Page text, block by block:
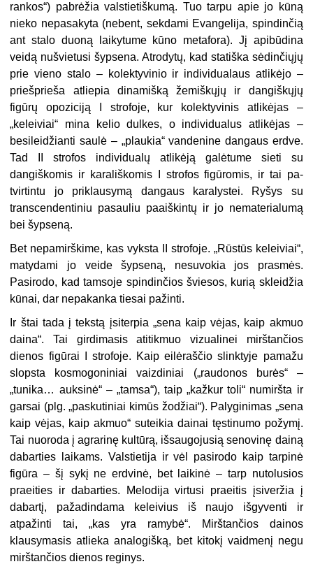
rankos“) pabrėžia valstietiškumą. Tuo tarpu apie jo kūną
nieko nepasakyta (nebent, sekdami Evangelija, spindinčią
ant stalo duoną laikytume kūno metafora). Jį apibūdina
veidą nušvietusi šypsena. Atrodytų, kad statiška sėdinčiųjų
prie vieno stalo – kolektyvinio ir in­dividualaus atlikėjo –
priešprieša atliepia dinamišką žemiškųjų ir dangiškųjų
figūrų opo­ziciją I strofoje, kur kolektyvinis atlikėjas –
„keleiviai“ mina kelio dulkes, o individualus atlikėjas –
besileidžianti saulė – „plaukia“ vandenine dangaus erdve.
Tad II strofos indivi­dualų atlikėją galėtume sieti su
dangiškomis ir karališkomis I strofos figūromis, ir tai pa­
tvirtintu jo priklausymą dangaus karalystei. Ryšys su
transcendentiniu pasauliu paaiš­kintų ir jo nematerialumą
bei šypseną.
Bet nepamirškime, kas vyksta II strofoje. „Rūstūs keleiviai“,
matydami jo veide šypseną, nesuvokia jos prasmės.
Pasirodo, kad tamsoje spindinčios šviesos, kurią skleidžia
kūnai, dar nepakanka tiesai pažinti.
Ir štai tada į tekstą įsiterpia „sena kaip vėjas, kaip akmuo
daina“. Tai girdimasis ati­tikmuo vizualinei mirštančios
dienos figūrai I strofoje. Kaip eilėraščio slinktyje pamažu
slopsta kosmogoniniai vaizdiniai („raudonos burės“ –
„tunika… auksinė“ – „tamsa“), taip „kažkur toli“ numiršta ir
garsai (plg. „paskutiniai kimūs žodžiai“). Palyginimas „sena
kaip vėjas, kaip akmuo“ suteikia dainai tęstinumo požymį.
Tai nuoroda į agrarinę kultūrą, iš­saugojusią senovinę dainą
dabarties laikams. Valstietija ir vėl pasirodo kaip tarpinė
figū­ra – šį sykį ne erdvinė, bet laikinė – tarp nutolusios
praeities ir dabarties. Melodija virtusi praeitis įsiveržia į
dabartį, pažadindama keleivius iš naujo išgyventi ir
atpažinti tai, „kas yra ramybė“. Mirštančios dainos
klausymasis atlieka analogišką, bet kitokį vaidmenį ne­gu
mirštančios dienos reginys.